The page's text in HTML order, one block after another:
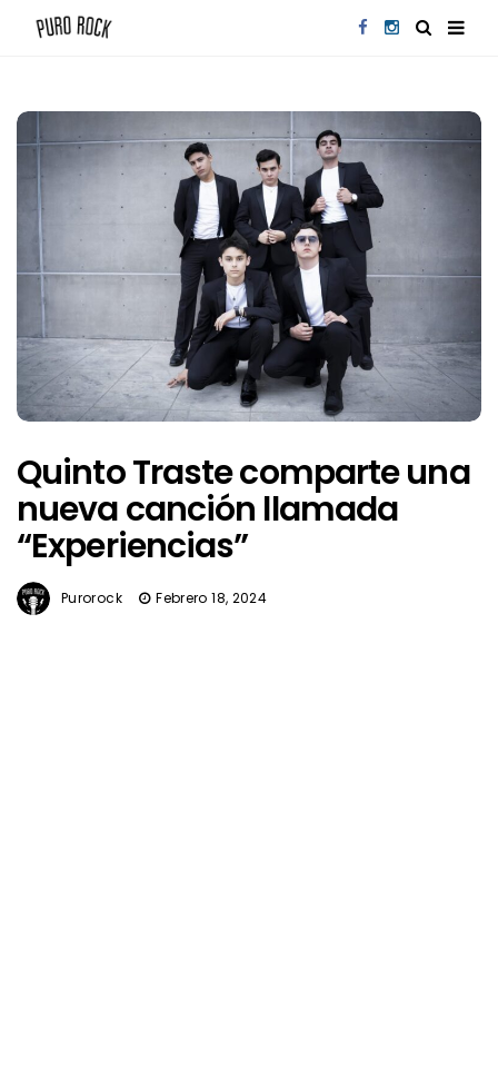
Quinto Traste comparte una
nueva canción llamada
“Experiencias”
Purorock Febrero 18, 2024